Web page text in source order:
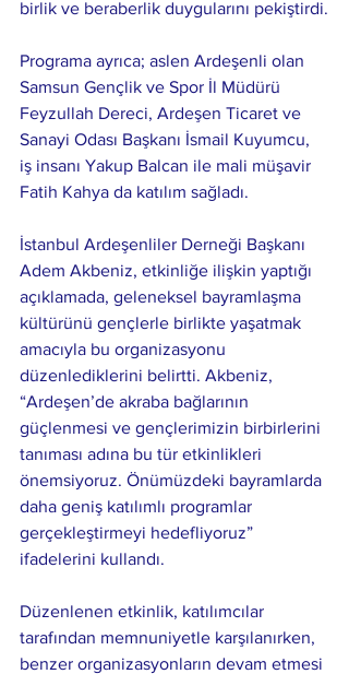
birlik ve beraberlik duygularını pekiştirdi.
Programa ayrıca; aslen Ardeşenli olan
Samsun Gençlik ve Spor İl Müdürü
Feyzullah Dereci, Ardeşen Ticaret ve
Sanayi Odası Başkanı İsmail Kuyumcu,
iş insanı Yakup Balcan ile mali müşavir
Fatih Kahya da katılım sağladı.
İstanbul Ardeşenliler Derneği Başkanı
Adem Akbeniz, etkinliğe ilişkin yaptığı
açıklamada, geleneksel bayramlaşma
kültürünü gençlerle birlikte yaşatmak
amacıyla bu organizasyonu
düzenlediklerini belirtti. Akbeniz,
“Ardeşen’de akraba bağlarının
güçlenmesi ve gençlerimizin birbirlerini
tanıması adına bu tür etkinlikleri
önemsiyoruz. Önümüzdeki bayramlarda
daha geniş katılımlı programlar
gerçekleştirmeyi hedefliyoruz”
ifadelerini kullandı.
Düzenlenen etkinlik, katılımcılar
tarafından memnuniyetle karşılanırken,
benzer organizasyonların devam etmesi